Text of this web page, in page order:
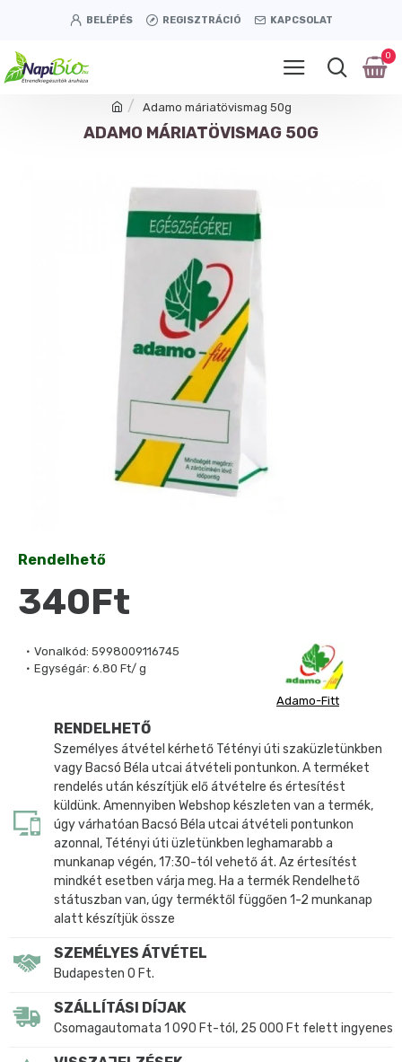
BELÉPÉS REGISZTRÁCIÓ KAPCSOLAT
0
Adamo máriatövismag 50g
ADAMO MÁRIATÖVISMAG 50G
Vonalkód: 5998009116745
Egységár: 6.80 Ft/ g
Adamo-Fitt
Rendelhető
340Ft
RENDELHETŐ
Személyes átvétel kérhető Tétényi úti szaküzletünkben
vagy Bacsó Béla utcai átvételi pontunkon. A terméket
rendelés után készítjük elő átvételre és értesítést
küldünk. Amennyiben Webshop készleten van a termék,
úgy várhatóan Bacsó Béla utcai átvételi pontunkon
azonnal, Tétényi úti üzletünkben leghamarabb a
munkanap végén, 17:30-tól vehető át. Az értesítést
mindkét esetben várja meg. Ha a termék Rendelhető
státuszban van, úgy terméktől függően 1-2 munkanap
alatt készítjük össze
SZEMÉLYES ÁTVÉTEL
Budapesten 0 Ft.
SZÁLLÍTÁSI DÍJAK
Csomagautomata 1 090 Ft-tól, 25 000 Ft felett ingyenes